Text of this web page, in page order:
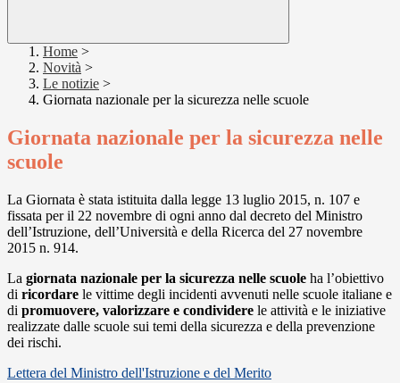
Home >
Novità >
Le notizie >
Giornata nazionale per la sicurezza nelle scuole
Giornata nazionale per la sicurezza nelle
scuole
La Giornata è stata istituita dalla legge 13 luglio 2015, n. 107 e
fissata per il 22 novembre di ogni anno dal decreto del Ministro
dell’Istruzione, dell’Università e della Ricerca del 27 novembre
2015 n. 914.
La giornata nazionale per la sicurezza nelle scuole ha l’obiettivo
di ricordare le vittime degli incidenti avvenuti nelle scuole italiane e
di promuovere, valorizzare e condividere le attività e le iniziative
realizzate dalle scuole sui temi della sicurezza e della prevenzione
dei rischi.
Lettera del Ministro dell'Istruzione e del Merito